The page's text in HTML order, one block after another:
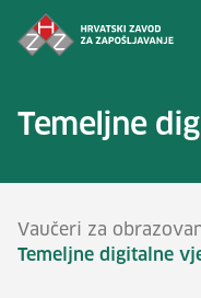
Temeljne
Vaučeri za
Temeljne digitalne